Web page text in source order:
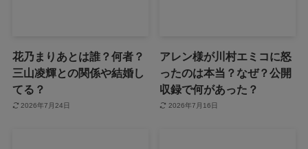
花乃まりあとは誰？何者？
三山凌輝との関係や結婚し
てる？
2026年7月24日
アレン様が川村エミコに怒
ったのは本当？なぜ？公開
収録で何があった？
2026年7月16日